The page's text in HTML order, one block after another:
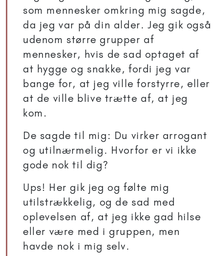
som mennesker omkring mig sagde,
da jeg var på din alder. Jeg gik også
udenom større grupper af
mennesker, hvis de sad optaget af
at hygge og snakke, fordi jeg var
bange for, at jeg ville forstyrre, eller
at de ville blive trætte af, at jeg
kom.
De sagde til mig: Du virker arrogant
og utilnærmelig. Hvorfor er vi ikke
gode nok til dig?
Ups! Her gik jeg og følte mig
utilstrækkelig, og de sad med
oplevelsen af, at jeg ikke gad hilse
eller være med i gruppen, men
havde nok i mig selv.